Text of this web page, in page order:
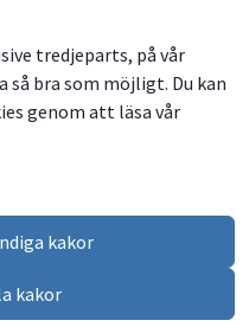
tredjeparts, på vår
bra som möjligt. Du kan
genom att läsa vår
kakor
kakor